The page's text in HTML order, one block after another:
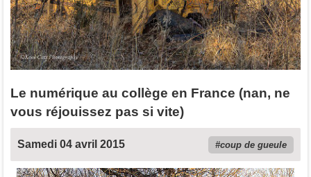
Le numérique au collège en France (nan, ne
vous réjouissez pas si vite)
Samedi 04 avril 2015 coup de gueule